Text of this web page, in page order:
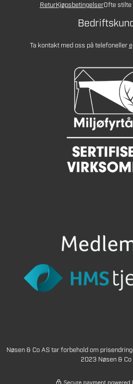
ReturKjøpsbetingelserOfte stilte
Ta kontakt med oss på telefoneller
Nøsen & Co AS tar forbehold om
2023 Nøsen & Co